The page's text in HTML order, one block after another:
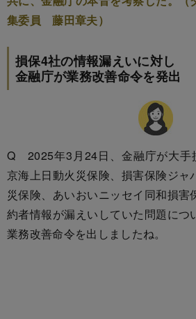
集委員 藤田章夫）
損保4社の情報漏えいに対し
金融庁が業務改善命令を発出
Q 2025年3月24日、金融庁が大手
京海上日動火災保険、損害保険ジャ
災保険、あいおいニッセイ同和損害
約者情報が漏えいしていた問題につ
業務改善命令を出しましたね。